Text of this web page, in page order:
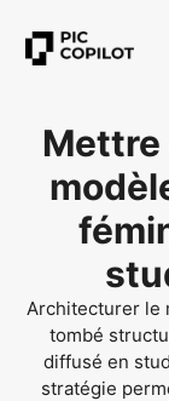
Mettre
Architecturer le
tombé
diffusé en
stratégie